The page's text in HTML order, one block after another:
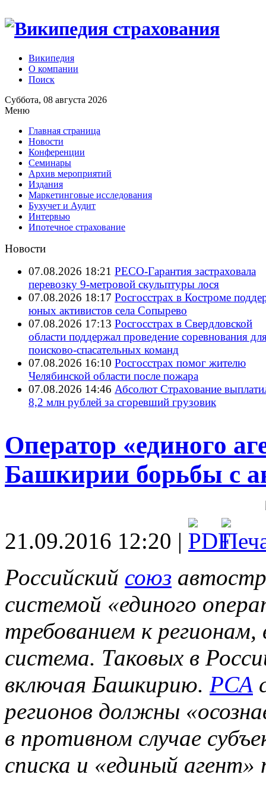
Википедия
О компании
Поиск
Суббота, 08 августа 2026
Меню
Главная страница
Новости
Конференции
Семинары
Архив мероприятий
Издания
Маркетинговые исследования
Бухучет и Аудит
Интервью
Ипотечное страхование
Новости
07.08.2026 18:21 РЕСО-Гарантия застраховала
перевозку 9-метровой скульптуры лося
07.08.2026 18:17 Росгосстрах в Костроме
юных активистов села Сопырево
07.08.2026 17:13 Росгосстрах в Свердловской
области поддержал проведение соревнования
поисково‑спасательных команд
07.08.2026 16:10 Росгосстрах помог жителю
Челябинской области после пожара
07.08.2026 14:46 Абсолют Страхование
8,2 млн рублей за сгоревший грузовик
Оператор «единого
Башкирии борьбы с
21.09.2016 12:20 |
Российский союз
системой «единого
требованием к
система. Таковых в
включая Башкирию. РСА
регионов должны
в противном случае
списка и «единый